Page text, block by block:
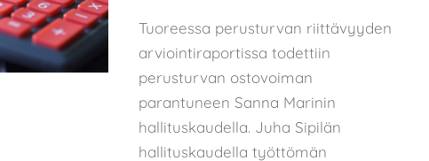
Tuoreessa perusturvan riittävyyden
arviointiraportissa todettiin
perusturvan ostovoiman
parantuneen Sanna Marinin
hallituskaudella. Juha Sipilän
hallituskaudella työttömän